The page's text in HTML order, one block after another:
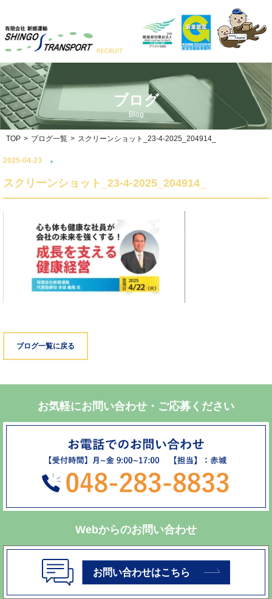
ブログ
Blog
TOP > ブログ一覧 > スクリーンショット_23-4-2025_204914_
2025-04-23
スクリーンショット_23-4-2025_204914_
ブログ一覧に戻る
お気軽にお問い合わせ・ご応募ください
Webからのお問い合わせ